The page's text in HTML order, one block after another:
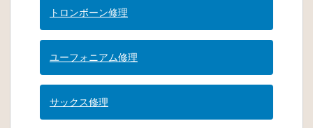
トロンボーン修理
ユーフォニアム修理
サックス修理